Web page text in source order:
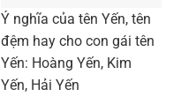
Ý nghĩa của tên Yến, tên
đệm hay cho con gái tên
Yến: Hoàng Yến, Kim
Yến, Hải Yến